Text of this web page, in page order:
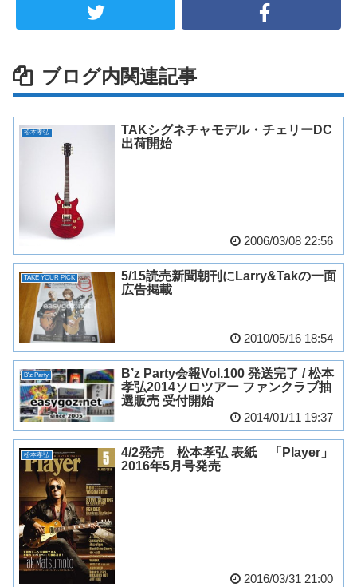
ブログ内関連記事
松本孝弘
TAKシグネチャモデル・チェリーDC
出荷開始
2006/03/08 22:56
TAKE YOUR PICK
5/15読売新聞朝刊にLarry&Takの一面
広告掲載
2010/05/16 18:54
B'z Party
B’z Party会報Vol.100 発送完了 / 松本
孝弘2014ソロツアー ファンクラブ抽
選販売 受付開始
2014/01/11 19:37
松本孝弘
4/2発売 松本孝弘 表紙 「Player」
2016年5月号発売
2016/03/31 21:00